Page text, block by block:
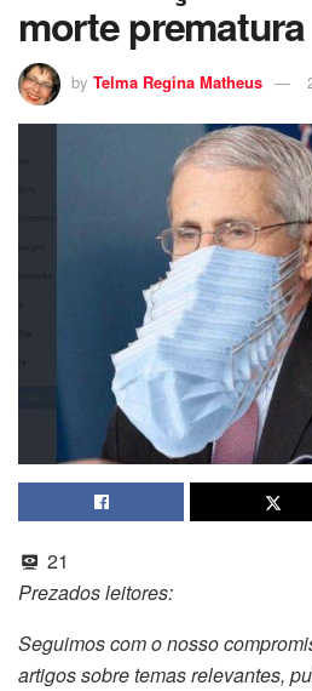
morte prematura
by Telma Regina Matheus
21
Prezados leitores:
Seguimos com o nosso
artigos sobre temas relevantes,